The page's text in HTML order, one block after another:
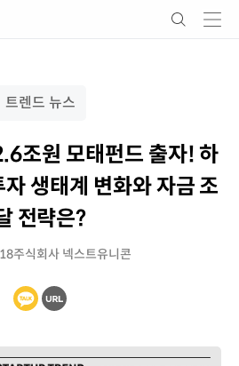
트렌드 뉴스
조원 모태펀드 출자! 하
생태계 변화와 자금 조
전략은?
주식회사 넥스트유니콘